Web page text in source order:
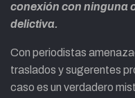
conexión con ninguna
delictiva.
Con periodistas
traslados y sugerentes
caso es un verdadero